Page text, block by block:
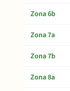
Zona 6b
Zona 7a
Zona 7b
Zona 8a